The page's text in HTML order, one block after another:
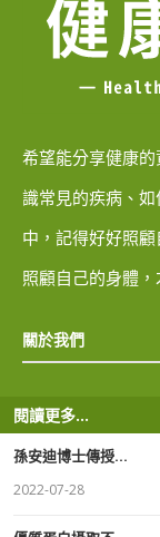
希望能分享健康
識常見的疾病、
中，記得好好照顧
照顧自己的身體，
關於我們
隱私權政策
著作權聲明
閱讀更多...
孫安迪博士傳授...
2022-07-28